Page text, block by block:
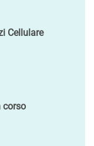
Cellulare
corso